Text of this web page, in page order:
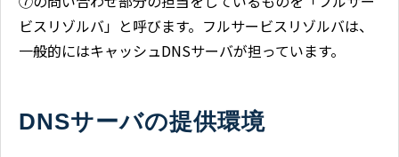
ビスリゾルバ」と呼びます。フルサービスリゾルバは、
一般的にはキャッシュDNSサーバが担っています。
DNSサーバの提供環境